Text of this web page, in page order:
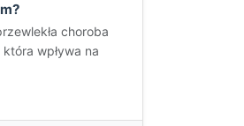
choroba
wpływa na